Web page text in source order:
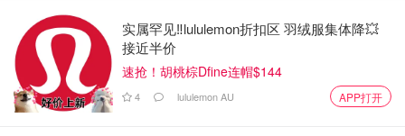
《像男人一样思考》（Think Like a Man） (2012)
《魔兽》（Warcraft） (2016)
《水怪》（The Water Horse） (2007)
《白宫陷落》（White House Down） (2013)
实属罕见‼️lululemon折扣区 羽绒服集体降💥
接近半价
速抢！胡桃棕Dfine连帽$144
4 lululemon AU APP打开